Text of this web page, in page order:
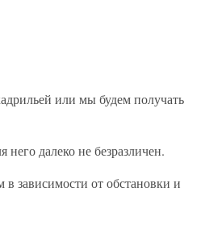
или мы будем получать
далеко не безразличен.
зависимости от обстановки и